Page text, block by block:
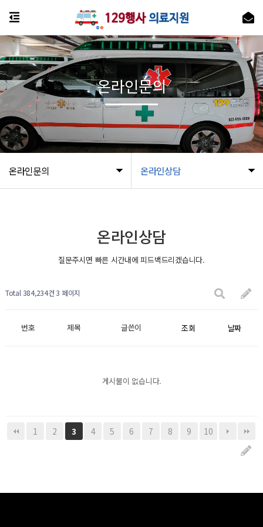
온라인문의 온라인상담
온라인문의
온라인상담
질문주시면 빠른 시간내에 피드백드리겠습니다.
Total 384,234건 3 페이지
번호 제목 글쓴이 조회 날짜
게시물이 없습니다.
1 2 3 4 5 6 7 8 9 10